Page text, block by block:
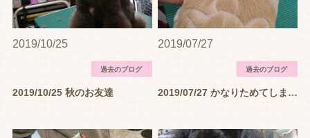
2019/10/25
過去のブログ
2019/10/25 秋のお友達
2019/07/27
過去のブログ
2019/07/27 かなりためてしまった今までのお友達で〜す